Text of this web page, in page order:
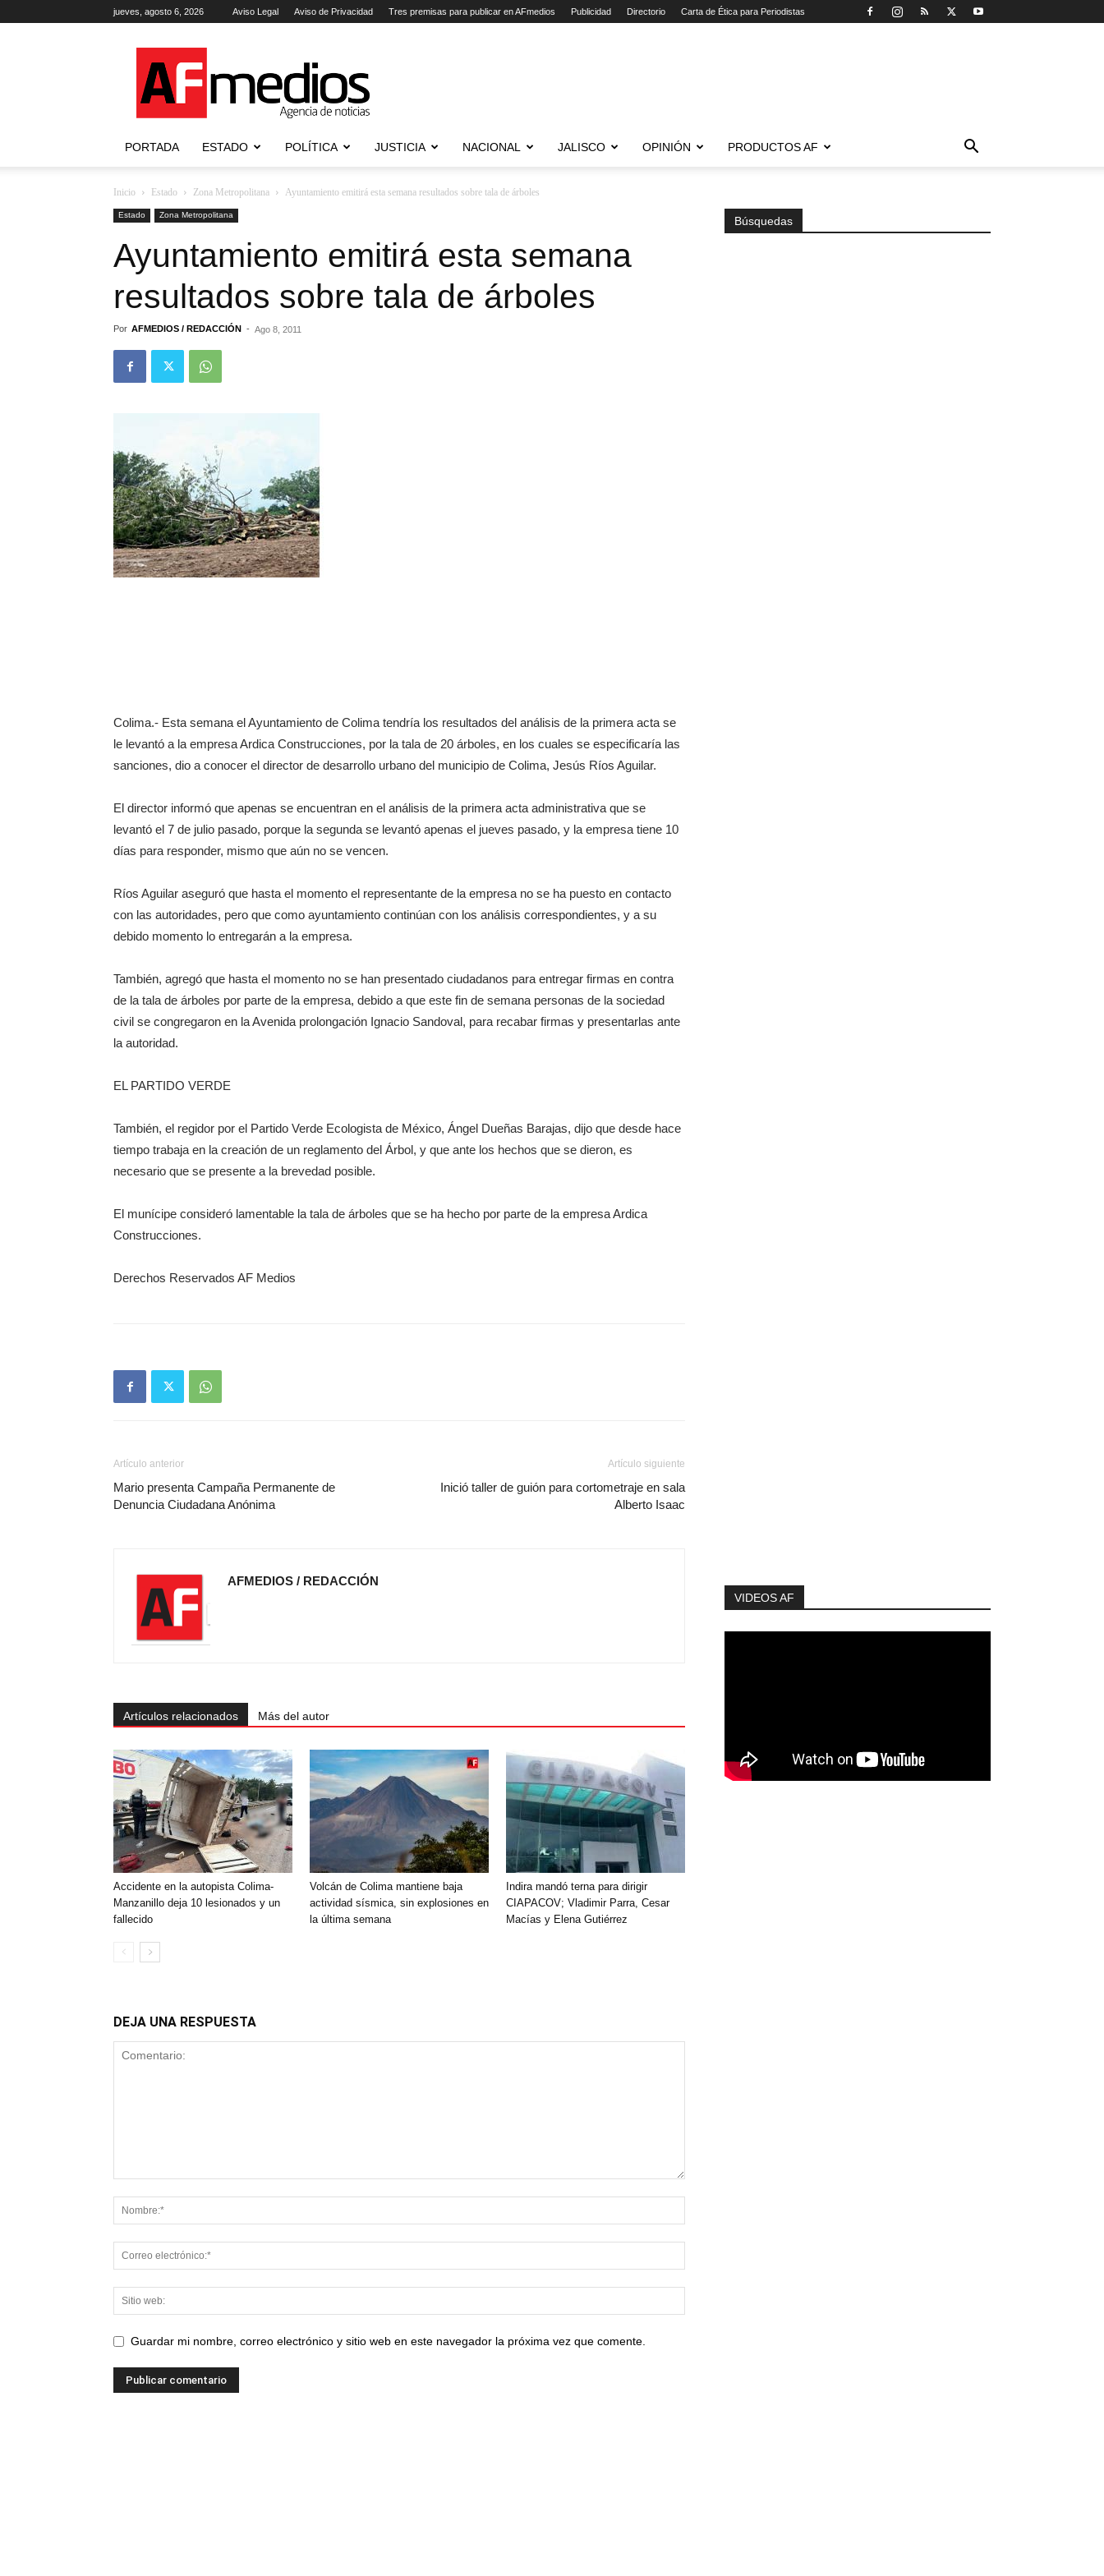
jueves, agosto 6, 2026 Aviso Legal Aviso de Privacidad Tres premisas para publicar en AFmedios Publicidad Directorio Carta de Ética para Periodistas
Agencia
de
Noticias
PORTADA ESTADO POLÍTICA JUSTICIA NACIONAL JALISCO OPINIÓN PRODUCTOS AF
Inicio Estado Zona Metropolitana Ayuntamiento emitirá esta semana resultados sobre tala de árboles
Estado Zona Metropolitana
Ayuntamiento emitirá esta semana
resultados sobre tala de árboles
Por AFMEDIOS / REDACCIÓN - Ago 8, 2011
Colima.- Esta semana el Ayuntamiento de Colima tendría los resultados del análisis de la primera acta se
le levantó a la empresa Ardica Construcciones, por la tala de 20 árboles, en los cuales se especificaría las
sanciones, dio a conocer el director de desarrollo urbano del municipio de Colima, Jesús Ríos Aguilar.
El director informó que apenas se encuentran en el análisis de la primera acta administrativa que se
levantó el 7 de julio pasado, porque la segunda se levantó apenas el jueves pasado, y la empresa tiene 10
días para responder, mismo que aún no se vencen.
Ríos Aguilar aseguró que hasta el momento el representante de la empresa no se ha puesto en contacto
con las autoridades, pero que como ayuntamiento continúan con los análisis correspondientes, y a su
debido momento lo entregarán a la empresa.
También, agregó que hasta el momento no se han presentado ciudadanos para entregar firmas en contra
de la tala de árboles por parte de la empresa, debido a que este fin de semana personas de la sociedad
civil se congregaron en la Avenida prolongación Ignacio Sandoval, para recabar firmas y presentarlas ante
la autoridad.
EL PARTIDO VERDE
También, el regidor por el Partido Verde Ecologista de México, Ángel Dueñas Barajas, dijo que desde hace
tiempo trabaja en la creación de un reglamento del Árbol, y que ante los hechos que se dieron, es
necesario que se presente a la brevedad posible.
El munícipe consideró lamentable la tala de árboles que se ha hecho por parte de la empresa Ardica
Construcciones.
Derechos Reservados AF Medios
Artículo anterior
Mario presenta Campaña Permanente de
Denuncia Ciudadana Anónima
Artículo siguiente
Inició taller de guión para cortometraje en sala
Alberto Isaac
AFMEDIOS / REDACCIÓN
Artículos relacionados Más del autor
Accidente en la autopista Colima-
Manzanillo deja 10 lesionados y un
fallecido
Volcán de Colima mantiene baja
actividad sísmica, sin explosiones en
la última semana
Indira mandó terna para dirigir
CIAPACOV; Vladimir Parra, Cesar
Macías y Elena Gutiérrez
DEJA UNA RESPUESTA
Guardar mi nombre, correo electrónico y sitio web en este navegador la próxima vez que comente.
Búsquedas
VIDEOS AF